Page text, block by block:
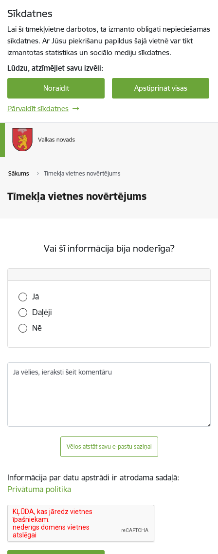
Sīkdatnes
Lai šī tīmekļvietne darbotos, tā izmanto obligāti nepieciešamās
sīkdatnes. Ar Jūsu piekrišanu papildus šajā vietnē var tikt
izmantotas statistikas un sociālo mediju sīkdatnes.
Lūdzu, atzīmējiet savu izvēli:
Noraidīt Apstiprināt visas
Pārvaldīt sīkdatnes
Sākums Tīmekļa vietnes novērtējums
Tīmekļa vietnes novērtējums
Vai šī informācija bija noderīga?
Vai šī informācija bija noderīga?
Jā
Daļēji
Nē
Ja vēlies, ieraksti šeit komentāru
Vēlos atstāt savu e-pastu saziņai
Informācija par datu apstrādi ir atrodama sadaļā:
Privātuma politika